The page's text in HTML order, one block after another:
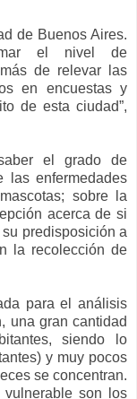
de Buenos Aires.
el nivel de
de relevar las
en encuestas y
de esta ciudad”,
el grado de
las enfermedades
sobre la
acerca de si
predisposición a
la recolección de
para el análisis
una gran cantidad
siendo lo
y muy pocos
se concentran.
son los